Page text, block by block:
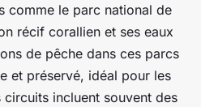
comme le parc national de
récif corallien et ses eaux
de pêche dans ces parcs
et préservé, idéal pour les
circuits incluent souvent des